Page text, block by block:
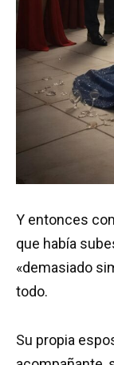
Y entonces
que había
«demasiado
todo.
Su propia